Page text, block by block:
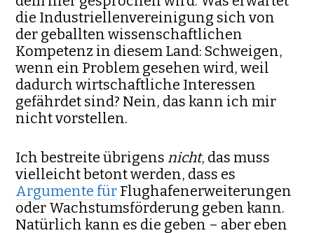
die Industriellenvereinigung sich von
der geballten wissenschaftlichen
Kompetenz in diesem Land: Schweigen,
wenn ein Problem gesehen wird, weil
dadurch wirtschaftliche Interessen
gefährdet sind? Nein, das kann ich mir
nicht vorstellen.
Ich bestreite übrigensnicht, das muss
vielleicht betont werden, dass es
Argumente für Flughafenerweiterungen
oder Wachstumsförderung geben kann.
Natürlich kann es die geben – aber eben